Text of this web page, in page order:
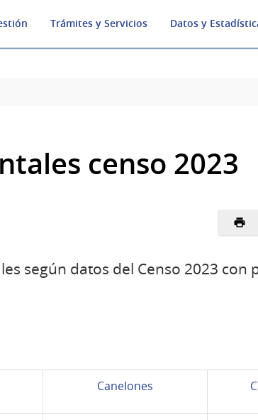
Trámites y Servicios Datos y
censo 2023
según datos del Censo 2023 con
Canelones